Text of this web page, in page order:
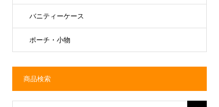
バニティーケース
ポーチ・小物
商品検索